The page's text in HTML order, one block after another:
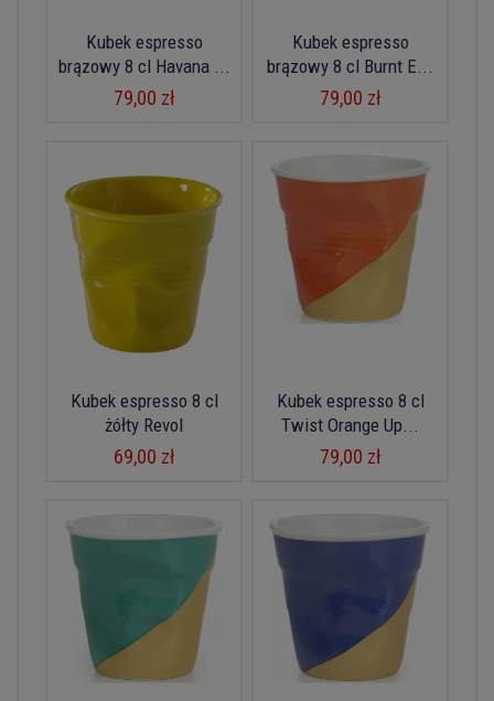
Kubek espresso
brązowy 8 cl Havana ...
79,00 zł
Kubek espresso
brązowy 8 cl Burnt E...
79,00 zł
Kubek espresso 8 cl
żółty Revol
69,00 zł
Kubek espresso 8 cl
Twist Orange Up...
79,00 zł